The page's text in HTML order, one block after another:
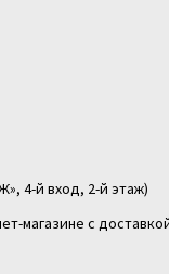
4-й вход, 2-й этаж)
магазине с